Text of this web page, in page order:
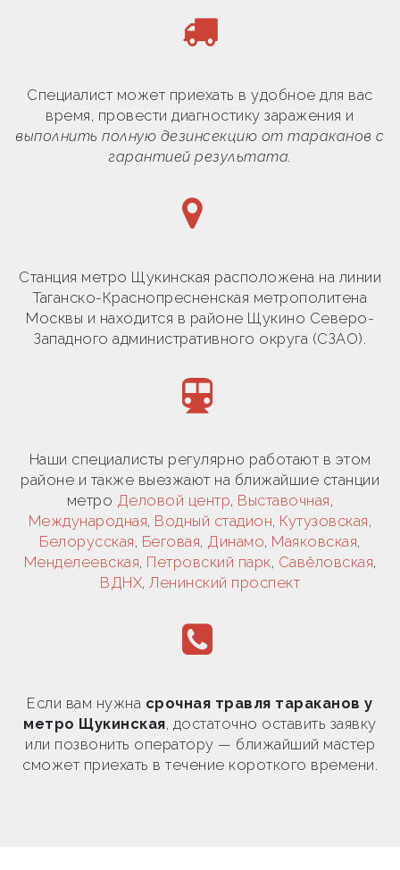
Специалист может приехать в удобное для вас
время, провести диагностику заражения и
выполнить полную дезинсекцию от тараканов с
гарантией результата.
Станция метро Щукинская расположена на линии
Таганско-Краснопресненская метрополитена
Москвы и находится в районе Щукино Северо-
Западного административного округа (СЗАО).
Наши специалисты регулярно работают в этом
районе и также выезжают на ближайшие станции
метро Деловой центр, Выставочная,
Международная, Водный стадион, Кутузовская,
Белорусская, Беговая, Динамо, Маяковская,
Менделеевская, Петровский парк, Савёловская,
ВДНХ, Ленинский проспект
Если вам нужна срочная травля тараканов у
метро Щукинская, достаточно оставить заявку
или позвонить оператору — ближайший мастер
сможет приехать в течение короткого времени.